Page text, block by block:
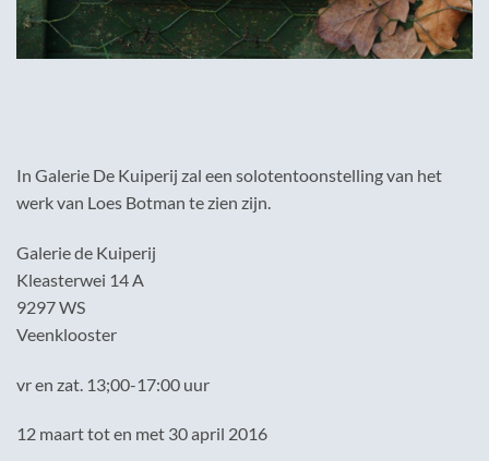
In Galerie De Kuiperij zal een solotentoonstelling van het
werk van Loes Botman te zien zijn.
Galerie de Kuiperij
Kleasterwei 14 A
9297 WS
Veenklooster
vr en zat. 13;00-17:00 uur
12 maart tot en met 30 april 2016